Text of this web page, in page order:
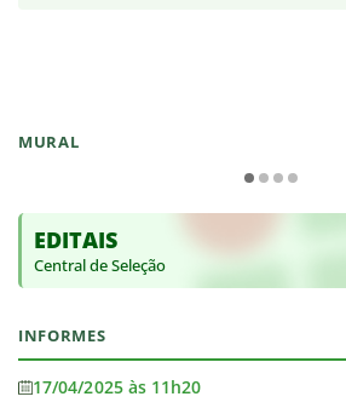
MURAL
EDITAIS
Central de Seleção
INFORMES
17/04/2025 às 11h20